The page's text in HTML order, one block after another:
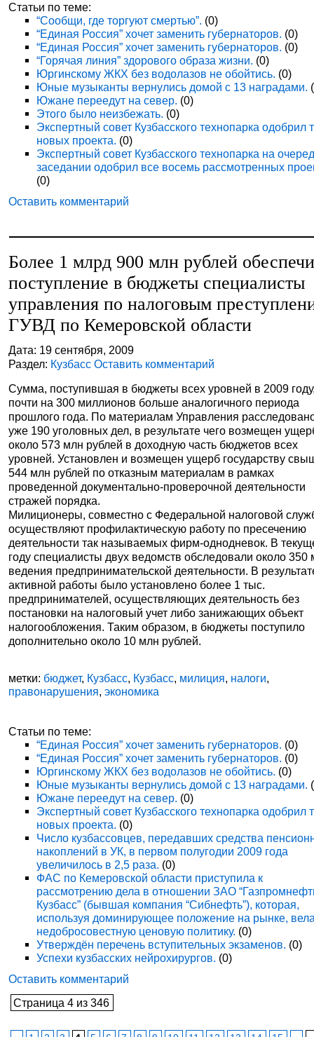
Статьи по теме:
“Сообщи, где торгуют смертью”. (0)
“Единая Россия” хочет заменить губернаторов. (0)
“Единая Россия” хочет заменить губернаторов. (0)
“Горячая линия” здорового образа жизни. (0)
Юргинскому ЖКХ без водолазов не обойтись. (0)
Юные музыканты вернулись домой с 13 наградами.
Южане переедут на север. (0)
Этого было неизбежать. (0)
Экспертный совет Кузбасского технопарка одобрил
новых проекта. (0)
Экспертный совет Кузбасского технопарка на
заседании одобрил все восемь рассмотренных
(0)
Оставить комментарий
Более 1 млрд 900 млн рублей
поступление в бюджеты специалисты
управления по налоговым
ГУВД по Кемеровской области
Дата: 19 сентября, 2009
Раздел: Кузбасс Оставить комментарий
Сумма, поступившая в бюджеты всех уровней в 2009
почти на 300 миллионов больше аналогичного периода
прошлого года. По материалам Управления
уже 190 уголовных дел, в результате чего возмещен
около 573 млн рублей в доходную часть бюджетов всех
уровней. Установлен и возмещен ущерб государству
544 млн рублей по отказным материалам в рамках
проведенной документально-проверочной деятельности
стражей порядка.
Милиционеры, совместно с Федеральной налоговой
осуществляют профилактическую работу по пресечению
деятельности так называемых фирм-однодневок. В
году специалисты двух ведомств обследовали около 350
ведения предпринимательской деятельности. В
активной работы было установлено более 1 тыс.
предпринимателей, осуществляющих деятельность без
постановки на налоговый учет либо занижающих объект
налогообложения. Таким образом, в бюджеты поступило
дополнительно около 10 млн рублей.
метки: бюджет, Кузбасс, Кузбасс, милиция, налоги,
правонарушения,экономика
Статьи по теме:
“Единая Россия” хочет заменить губернаторов. (0)
“Единая Россия” хочет заменить губернаторов. (0)
Юргинскому ЖКХ без водолазов не обойтись. (0)
Юные музыканты вернулись домой с 13 наградами.
Южане переедут на север. (0)
Экспертный совет Кузбасского технопарка одобрил
новых проекта. (0)
Число кузбассовцев, передавших средства
накоплений в УК, в первом полугодии 2009 года
увеличилось в 2,5 раза. (0)
ФАС по Кемеровской области приступила к
рассмотрению дела в отношении ЗАО
Кузбасс” (бывшая компания “Сибнефть”), которая,
используя доминирующее положение на рынке,
недобросовестную ценовую политику. (0)
Утверждён перечень вступительных экзаменов. (0)
Успехи кузбасских нейрохирургов. (0)
Оставить комментарий
Страница 4 из 346